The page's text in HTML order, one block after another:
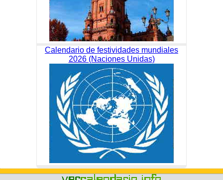
Calendario de festividades mundiales
2026 (Naciones Unidas)